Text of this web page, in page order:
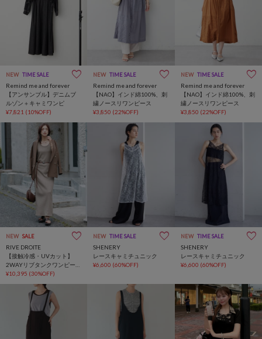
NEW TIME SALE
Remind me and forever
【アンサンブル】デニムブ
ルゾン＋キャミワンピ
¥7,821 (10%OFF)
NEW TIME SALE
Remind me and forever
【NAO】インド綿100%、刺
繍ノースリワンピース
¥3,850 (22%OFF)
NEW TIME SALE
Remind me and forever
【NAO】インド綿100%、刺
繍ノースリワンピース
¥3,850 (22%OFF)
NEW SALE
RIVE DROITE
【接触冷感・UVカット】
2WAYリブタンクワンピース
【全骨格細見え/高身長サイ
¥10,395 (30%OFF)
NEW TIME SALE
SHENERY
レースキャミチュニック
¥6,600 (60%OFF)
NEW TIME SALE
SHENERY
レースキャミチュニック
¥6,600 (60%OFF)